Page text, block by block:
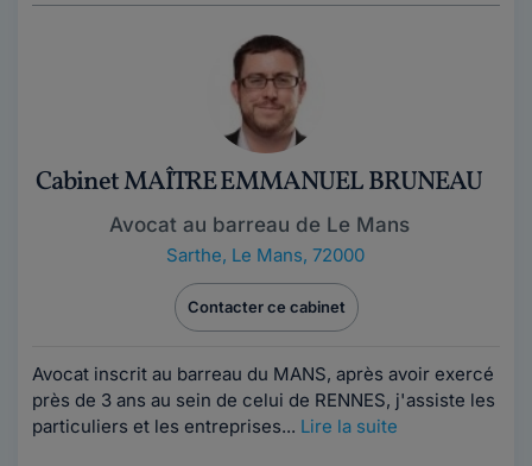
Cabinet MAÎTRE EMMANUEL BRUNEAU
Avocat au barreau de Le Mans
Sarthe, Le Mans, 72000
Contacter ce cabinet
Avocat inscrit au barreau du MANS, après avoir exercé
près de 3 ans au sein de celui de RENNES, j'assiste les
particuliers et les entreprises... Lire la suite